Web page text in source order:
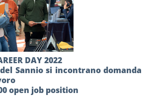
DAY 2022
Sannio si incontrano domanda
open job position